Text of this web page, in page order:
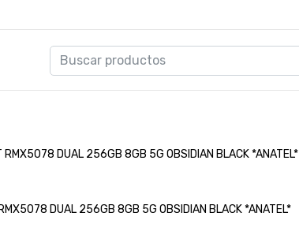
RMX5078 DUAL 256GB 8GB 5G OBSIDIAN BLACK *ANATEL*